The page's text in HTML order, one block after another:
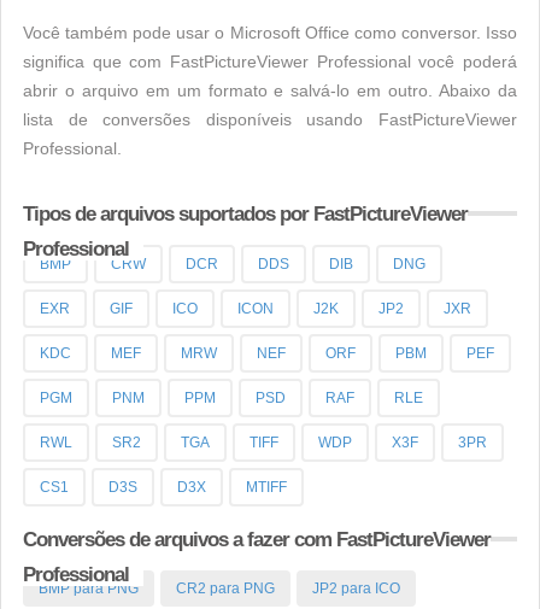
Você também pode usar o Microsoft Office como conversor. Isso
significa que com FastPictureViewer Professional você poderá
abrir o arquivo em um formato e salvá-lo em outro. Abaixo da
lista de conversões disponíveis usando FastPictureViewer
Professional.
Tipos de arquivos suportados por FastPictureViewer
Professional
BMP CRW DCR DDS DIB DNG
EXR GIF ICO ICON J2K JP2 JXR
KDC MEF MRW NEF ORF PBM PEF
PGM PNM PPM PSD RAF RLE
RWL SR2 TGA TIFF WDP X3F 3PR
CS1 D3S D3X MTIFF
Conversões de arquivos a fazer com FastPictureViewer
Professional
BMP para PNG CR2 para PNG JP2 para ICO